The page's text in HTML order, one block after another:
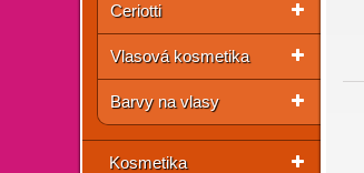
Ceriotti
Vlasová kosmetika
Barvy na vlasy
Kosmetika